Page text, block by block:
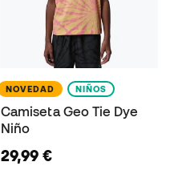
NOVEDAD NIÑOS
Camiseta Geo Tie Dye
Niño
29,99 €